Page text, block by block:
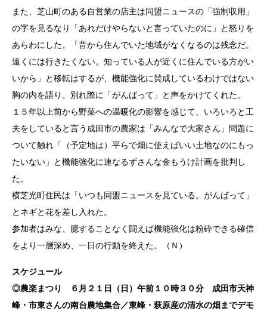
また、芝山町のある自営業の店主は同盟ニュースの「強制収用」
の字を見るなり「あれだけやらないと言っていたのに」と怒りを
あらわにした。「昔から住んでいた地域がなくなるのは残念だ。
遠くには行きたくない。知っている人が近くに住んでいる方がい
いから」と移転はするが、機能強化に賛成しているわけではない
胸の内を語り、別れ際に「がんばって」と声をかけてくれた。
１５年以上前から野菜への温暖化の影響を感じて、いろいろと工
夫をしていると言う成田市の農家は「みんなで大家さん」問題に
ついて触れ「（予定地は）平らで畑に使えばいい土地なのにもっ
たいない」と機能強化に連なるずさんな金もうけ計画を批判し
た。
横芝光町住民は「いつも同盟ニュースを見ている。がんばって」
とネギと花を差し入れた。
参加者はみな、臆することなく闘えば機能強化は粉砕できる確信
をより一層深め、一日の行動を終えた。（Ｎ）
スケジュール
◎農楽まつり ６月２１日（日）午前１０時３０分 成田市天神
峰・市東さんの南台農地集合／東峰・萩原産の清水の畑までデモ